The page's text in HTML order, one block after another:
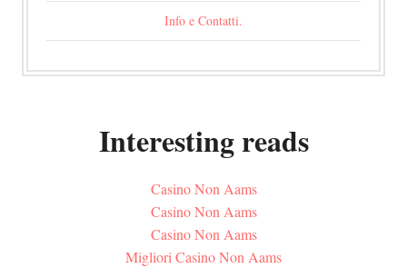
Info e Contatti.
Interesting reads
Casino Non Aams
Casino Non Aams
Casino Non Aams
Migliori Casino Non Aams